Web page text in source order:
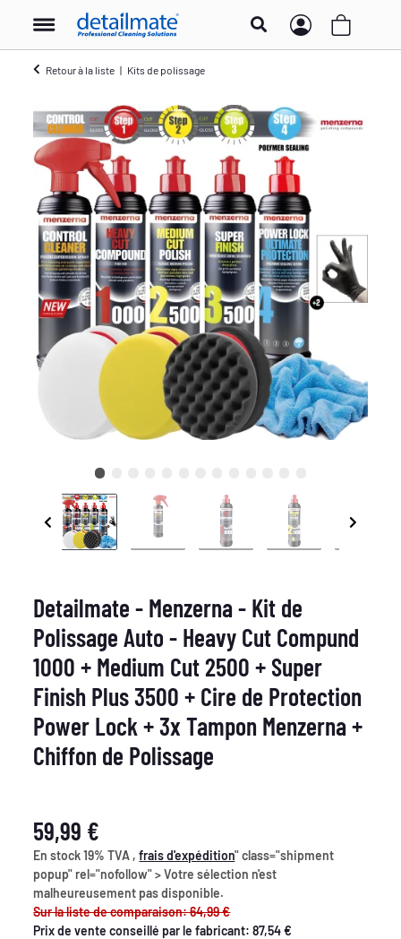
Retour à la liste Kits de polissage
Detailmate - Menzerna - Kit de
Polissage Auto - Heavy Cut Compund
1000 + Medium Cut 2500 + Super
Finish Plus 3500 + Cire de Protection
Power Lock + 3x Tampon Menzerna +
Chiffon de Polissage
59,99 €
En stock 19% TVA ,frais d'expédition" class="shipment
popup" rel="nofollow" > Votre sélection n'est
malheureusement pas disponible.
Sur la liste de comparaison: 64,99 €
Prix de vente conseillé par le fabricant:87,54 €